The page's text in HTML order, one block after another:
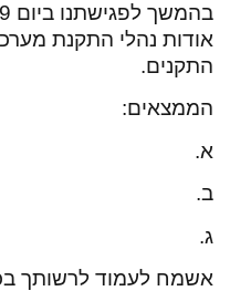
אודות נהלי התקנת
התקנים.
הממצאים:
א.
ב.
ג.
אשמח לעמוד לרשותך